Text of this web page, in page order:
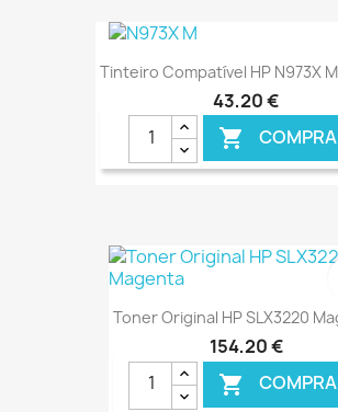
€
Tinteiro Compatível HP N973X
43,20 €

€
Toner Original HP SLX3220
154,20 €
